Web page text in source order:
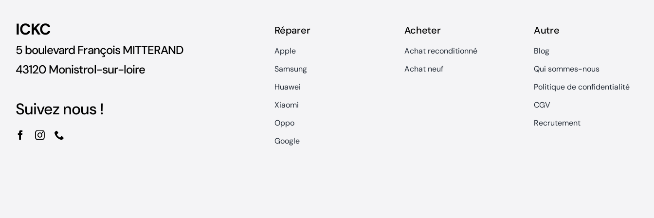
ICKC
5 boulevard François MITTERAND
43120 Monistrol-sur-loire
Suivez nous !
Réparer
Apple
Samsung
Huawei
Xiaomi
Oppo
Google
Acheter
Achat reconditionné
Achat neuf
Autre
Blog
Qui sommes-nous
Politique de confidentialité
CGV
Recrutement